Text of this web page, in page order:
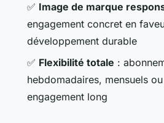
✅ Image de marque
engagement concret en
développement durable
✅ Flexibilité totale :
hebdomadaires, mensuels
engagement long